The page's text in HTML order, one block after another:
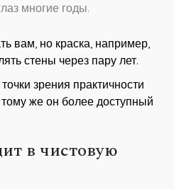
многие годы.
вам, но краска, например,
стены через пару лет.
зрения практичности
же он более доступный
в чистовую